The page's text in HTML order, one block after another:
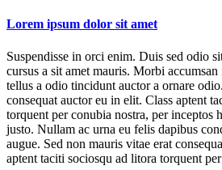
Lorem ipsum dolor sit amet
Suspendisse in orci enim. Duis sed odio
cursus a sit amet mauris. Morbi
tellus a odio tincidunt auctor a ornare
consequat auctor eu in elit. Class aptent
torquent per conubia nostra, per inceptos
justo. Nullam ac urna eu felis dapibus
augue. Sed non mauris vitae erat
aptent taciti sociosqu ad litora torquent